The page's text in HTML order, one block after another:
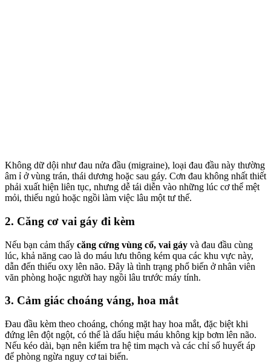
Không dữ dội như đau nửa đầu (migraine), loại đau đầu này thường
âm ỉ ở vùng trán, thái dương hoặc sau gáy. Cơn đau không nhất thiết
phải xuất hiện liên tục, nhưng dễ tái diễn vào những lúc cơ thể mệt
mỏi, thiếu ngủ hoặc ngồi làm việc lâu một tư thế.
2. Căng cơ vai gáy đi kèm
Nếu bạn cảm thấy căng cứng vùng cổ, vai gáy và đau đầu cùng
lúc, khả năng cao là do máu lưu thông kém qua các khu vực này,
dẫn đến thiếu oxy lên não. Đây là tình trạng phổ biến ở nhân viên
văn phòng hoặc người hay ngồi lâu trước máy tính.
3. Cảm giác choáng váng, hoa mắt
Đau đầu kèm theo choáng, chóng mặt hay hoa mắt, đặc biệt khi
đứng lên đột ngột, có thể là dấu hiệu máu không kịp bơm lên não.
Nếu kéo dài, bạn nên kiểm tra hệ tim mạch và các chỉ số huyết áp
để phòng ngừa nguy cơ tai biến.